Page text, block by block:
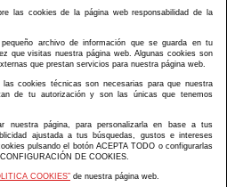
de La Generalitat Valenciana, la cantidad de
46 del PLAN EMPRESARIAL “PLAN RESISITIR
de La Generalitat Valenciana, la cantidad de 7.000
PLAN AYUDAS DIRECTAS ARTESANIA “CMARTE”.
las cookies de la página web responsabilidad de la
archivo de información que se guarda en tu
que visitas nuestra página web. Algunas cookies son
que prestan servicios para nuestra página web.
cookies técnicas son necesarias para que nuestra
de tu autorización y son las únicas que tenemos
nuestra página, para personalizarla en base a tus
ajustada a tus búsquedas, gustos e intereses
pulsando el botón ACEPTA TODO o configurarlas
DE COOKIES.
COOKIES” de nuestra página web.